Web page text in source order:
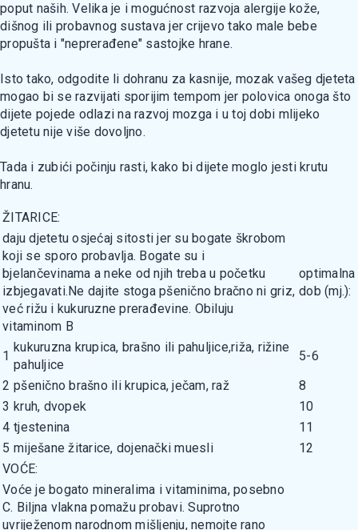
poput naših. Velika je i mogućnost razvoja alergije kože,
dišnog ili probavnog sustava jer crijevo tako male bebe
propušta i "neprerađene" sastojke hrane.
Isto tako, odgodite li dohranu za kasnije, mozak vašeg djeteta
mogao bi se razvijati sporijim tempom jer polovica onoga što
dijete pojede odlazi na razvoj mozga i u toj dobi mlijeko
djetetu nije više dovoljno.
Tada i zubići počinju rasti, kako bi dijete moglo jesti krutu
hranu.
ŽITARICE:
daju djetetu osjećaj sitosti jer su bogate škrobom
koji se sporo probavlja. Bogate su i
bjelančevinama a neke od njih treba u početku
izbjegavati.Ne dajite stoga pšenično bračno ni griz,
već rižu i kukuruzne prerađevine. Obiluju
vitaminom B
optimalna
dob (mj.):
1
kukuruzna krupica, brašno ili pahuljice,riža, rižine
pahuljice
5-6
2 pšenično brašno ili krupica, ječam, raž
8
3 kruh, dvopek
10
4 tjestenina
11
5 miješane žitarice, dojenački muesli
12
VOĆE:
Voće je bogato mineralima i vitaminima, posebno
C. Biljna vlakna pomažu probavi. Suprotno
uvriježenom narodnom mišljenju, nemojte rano